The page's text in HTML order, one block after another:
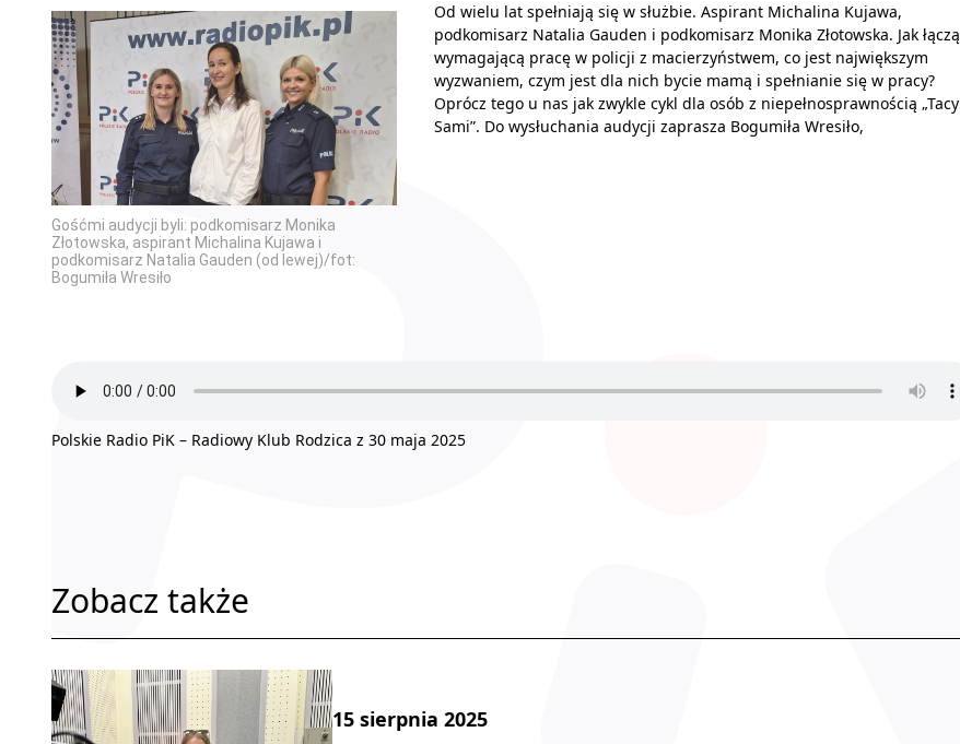
Gośćmi audycji byli: podkomisarz Monika
Złotowska, aspirant Michalina Kujawa i
podkomisarz Natalia Gauden (od lewej)/fot:
Bogumiła Wresiło
Od wielu lat spełniają się w służbie. Aspirant Michalina Kujawa,
podkomisarz Natalia Gauden i podkomisarz Monika Złotowska. Jak łączą
wymagającą pracę w policji z macierzyństwem, co jest największym
wyzwaniem, czym jest dla nich bycie mamą i spełnianie się w pracy?
Oprócz tego u nas jak zwykle cykl dla osób z niepełnosprawnością „Tacy
Sami”. Do wysłuchania audycji zaprasza Bogumiła Wresiło,
Polskie Radio PiK – Radiowy Klub Rodzica z 30 maja 2025
Zobacz także
15 sierpnia 2025